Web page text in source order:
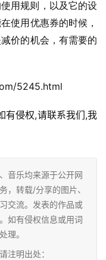
用规则，以及它的设
使用优惠券的时候，
价的机会，有需要的
5245.html
有侵权,请联系我们,我
音乐均来源于公开网
，转载/分享的图片、
交流。发表的作品或
如有侵权信息或用词
理。
注明出处：